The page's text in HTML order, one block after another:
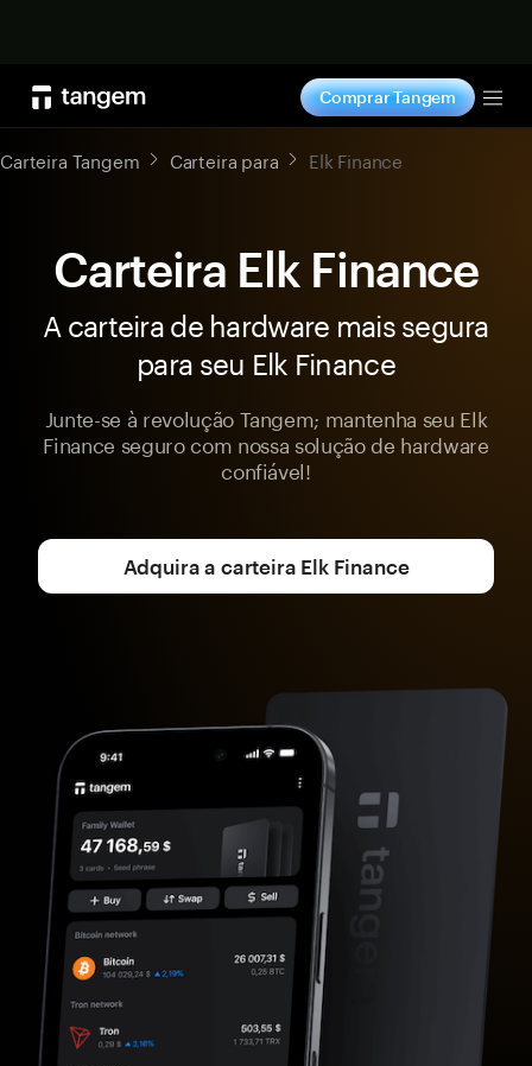
Comprar Tangem
Carteira Tangem Carteira para Elk Finance
Carteira Elk Finance
A carteira de hardware mais segura
para seu Elk Finance
Junte-se à revolução Tangem; mantenha seu Elk
Finance seguro com nossa solução de hardware
confiável!
Adquira a carteira Elk Finance